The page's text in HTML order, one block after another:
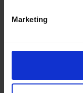
Marketing
Villeroy & Boch